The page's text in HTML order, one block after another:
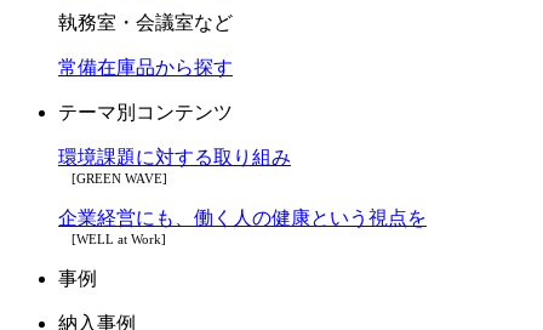
執務室・会議室など
常備在庫品から探す
テーマ別コンテンツ
環境課題に対する取り組み
[GREEN WAVE]
企業経営にも、働く人の健康という視点を
[WELL at Work]
事例
納入事例